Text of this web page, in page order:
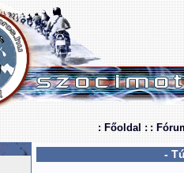
: Főoldal : :
-